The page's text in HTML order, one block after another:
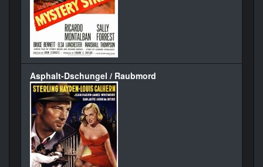
Asphalt-Dschungel / Raubmord